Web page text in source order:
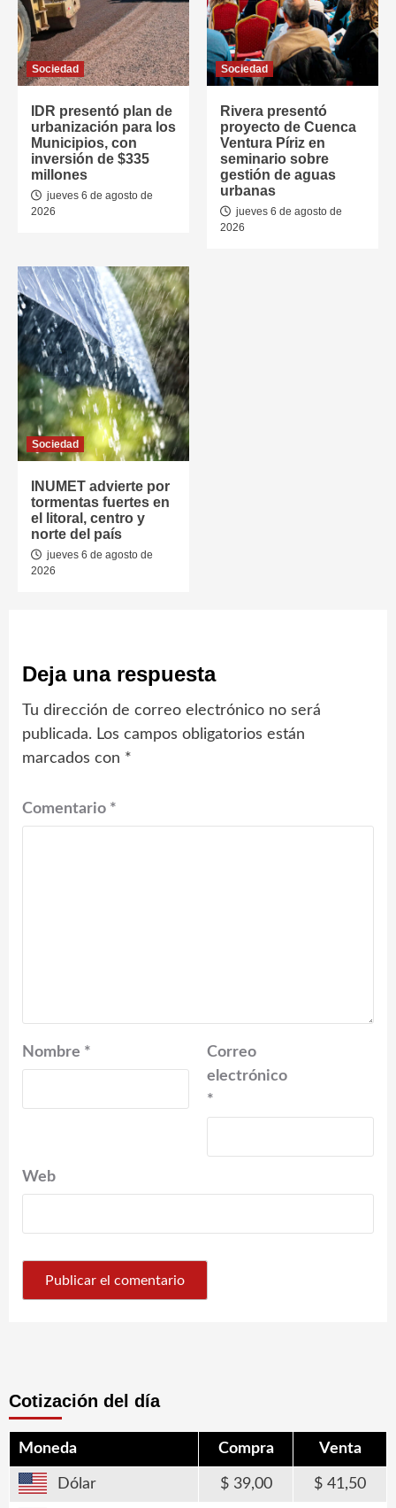
Sociedad
IDR presentó plan de
urbanización para los
Municipios, con
inversión de $335
millones
jueves 6 de agosto de
2026
Sociedad
Rivera presentó
proyecto de Cuenca
Ventura Píriz en
seminario sobre
gestión de aguas
urbanas
jueves 6 de agosto de
2026
Sociedad
INUMET advierte por
tormentas fuertes en
el litoral, centro y
norte del país
jueves 6 de agosto de
2026
Deja una respuesta
Tu dirección de correo electrónico no será
publicada. Los campos obligatorios están
marcados con *
Comentario *
Nombre *
Correo
electrónico
*
Web
Cotización del día
Moneda Compra Venta
Dólar 39,00 41,50